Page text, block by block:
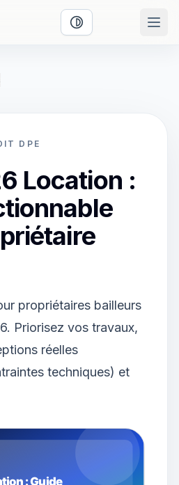
Activer le mode
DPE
Location :
propriétaires bailleurs
Priorisez vos travaux,
réelles
techniques) et